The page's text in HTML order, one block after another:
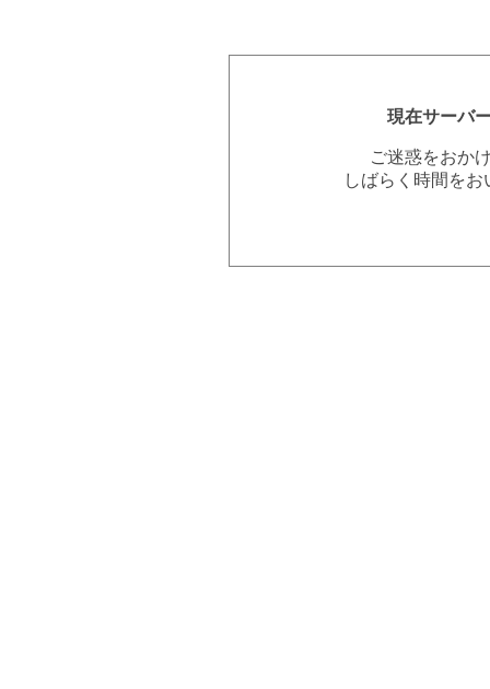
現在サーバ
ご迷惑をおか
しばらく時間を